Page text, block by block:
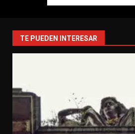
TE PUEDEN INTERESAR